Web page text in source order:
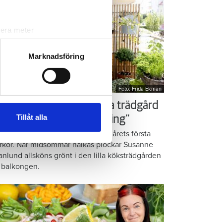
meter
. Du kan ändra
information från din enhet
kombinera informationen
Marknadsföring
Tillåt alla
Foto: Frida Ekman
som Susanne – ordna trädgård
balkongen: ”God gärning”
örter, krispig sallad och årets första
När midsommar nalkas plockar Susanne
allsköns grönt i den lilla köksträdgården